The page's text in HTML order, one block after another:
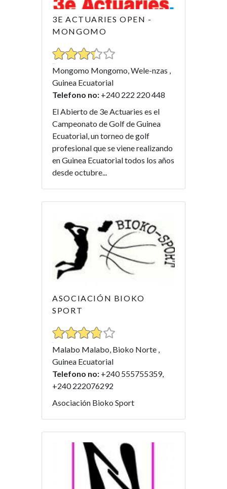
3E ACTUARIES OPEN -
MONGOMO
Mongomo Mongomo, Wele-nzas ,
Guinea Ecuatorial
Telefono no: +240 222 220 448
El Abierto de 3e Actuaries es el
Campeonato de Golf de Guinea
Ecuatorial, un torneo de golf
profesional que se viene realizando
en Guinea Ecuatorial todos los años
desde octubre...
ASOCIACIÓN BIOKO
SPORT
Malabo Malabo, Bioko Norte ,
Guinea Ecuatorial
Telefono no: +240 555755359,
+240 222076292
Asociación Bioko Sport